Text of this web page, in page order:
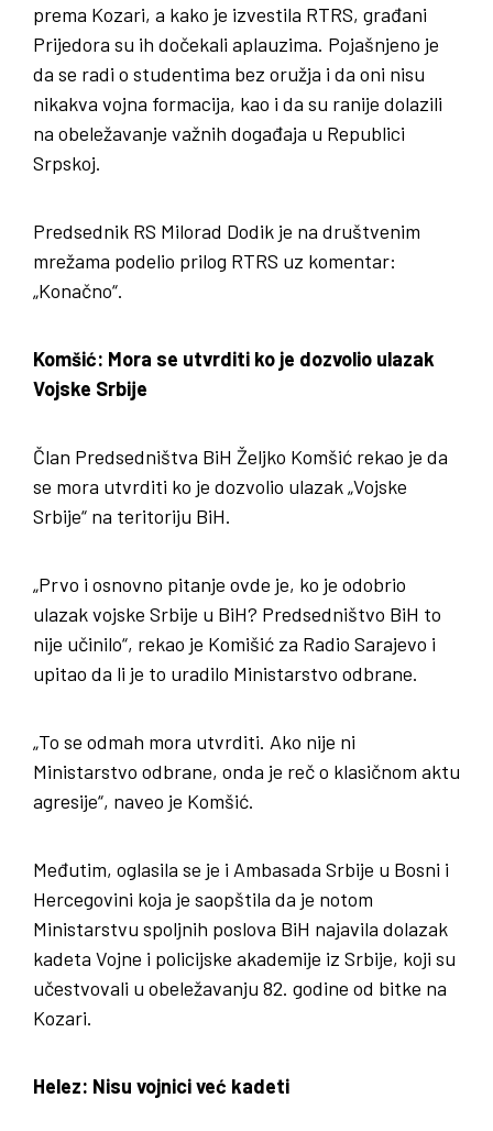
prema Kozari, a kako je izvestila RTRS, građani
Prijedora su ih dočekali aplauzima. Pojašnjeno je
da se radi o studentima bez oružja i da oni nisu
nikakva vojna formacija, kao i da su ranije dolazili
na obeležavanje važnih događaja u Republici
Srpskoj.
Predsednik RS Milorad Dodik je na društvenim
mrežama podelio prilog RTRS uz komentar:
„Konačno“.
Komšić: Mora se utvrditi ko je dozvolio ulazak
Vojske Srbije
Član Predsedništva BiH Željko Komšić rekao je da
se mora utvrditi ko je dozvolio ulazak „Vojske
Srbije“ na teritoriju BiH.
„Prvo i osnovno pitanje ovde je, ko je odobrio
ulazak vojske Srbije u BiH? Predsedništvo BiH to
nije učinilo“, rekao je Komišić za Radio Sarajevo i
upitao da li je to uradilo Ministarstvo odbrane.
„To se odmah mora utvrditi. Ako nije ni
Ministarstvo odbrane, onda je reč o klasičnom aktu
agresije“, naveo je Komšić.
Međutim, oglasila se je i Ambasada Srbije u Bosni i
Hercegovini koja je saopštila da je notom
Ministarstvu spoljnih poslova BiH najavila dolazak
kadeta Vojne i policijske akademije iz Srbije, koji su
učestvovali u obeležavanju 82. godine od bitke na
Kozari.
Helez: Nisu vojnici već kadeti